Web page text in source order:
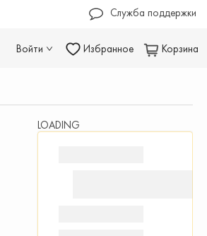
Служба поддержки
Войти Избранное Корзина
LOADING